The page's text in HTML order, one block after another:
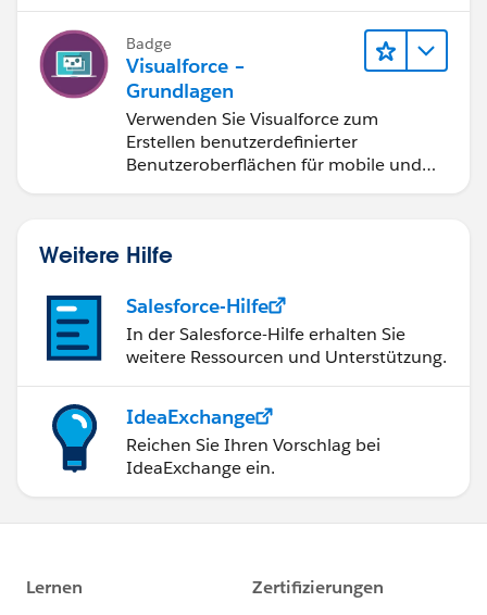
Badge
Visualforce –
Grundlagen
Verwenden Sie Visualforce zum
Erstellen benutzerdefinierter
Benutzeroberflächen für mobile und
Weitere Hilfe
Salesforce-Hilfe
In der Salesforce-Hilfe erhalten Sie
weitere Ressourcen und Unterstützung.
IdeaExchange
Reichen Sie Ihren Vorschlag bei
IdeaExchange ein.